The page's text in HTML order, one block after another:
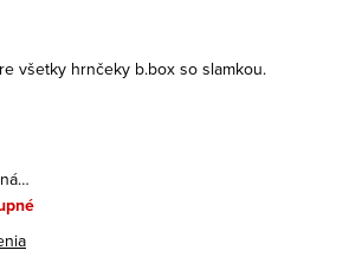
všetky hrnčeky b.box so slamkou.